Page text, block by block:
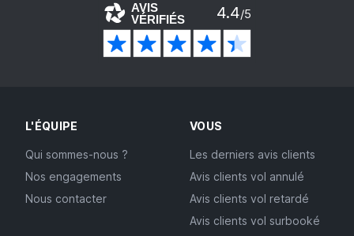
AVIS
VÉRIFIÉS 4.4/5
L'ÉQUIPE
Qui sommes-nous ?
Nos engagements
Nous contacter
VOUS
Les derniers avis clients
Avis clients vol annulé
Avis clients vol retardé
Avis clients vol surbooké